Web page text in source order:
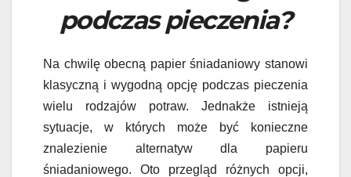
podczas pieczenia?
Na chwilę obecną papier śniadaniowy stanowi
klasyczną i wygodną opcję podczas pieczenia
wielu rodzajów potraw. Jednakże istnieją
sytuacje, w których może być konieczne
znalezienie alternatyw dla papieru
śniadaniowego. Oto przegląd różnych opcji,